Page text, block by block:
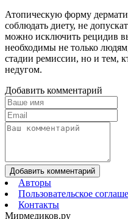
Атопическую форму
соблюдать диету, не
можно исключить рецидив
необходимы не только
стадии ремиссии, но и тем,
недугом.
Добавить комментарий
Добавить комментарий
Авторы
Пользовательское
Контакты
Мирмедиков.ру